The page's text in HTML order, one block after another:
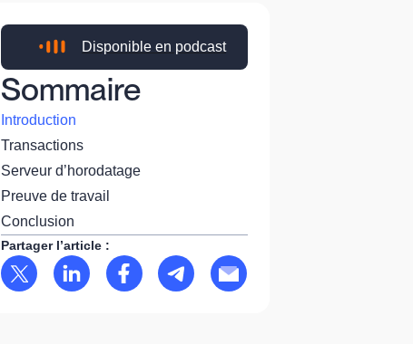
Disponible en podcast
Sommaire
Introduction
Transactions
Serveur d’horodatage
Preuve de travail
Conclusion
Partager l’article :